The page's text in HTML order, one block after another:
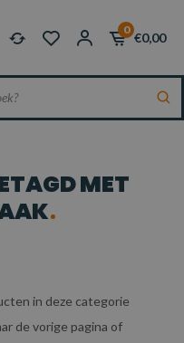
0
€0,00
MET
in deze categorie
de vorige pagina of